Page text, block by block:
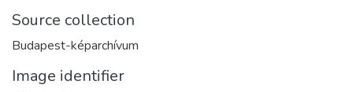
Source collection
Budapest-képarchívum
Image identifier